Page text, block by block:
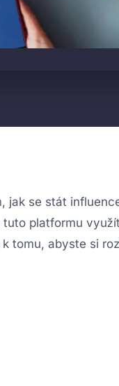
jak se stát
platformu
tomu, abyste si